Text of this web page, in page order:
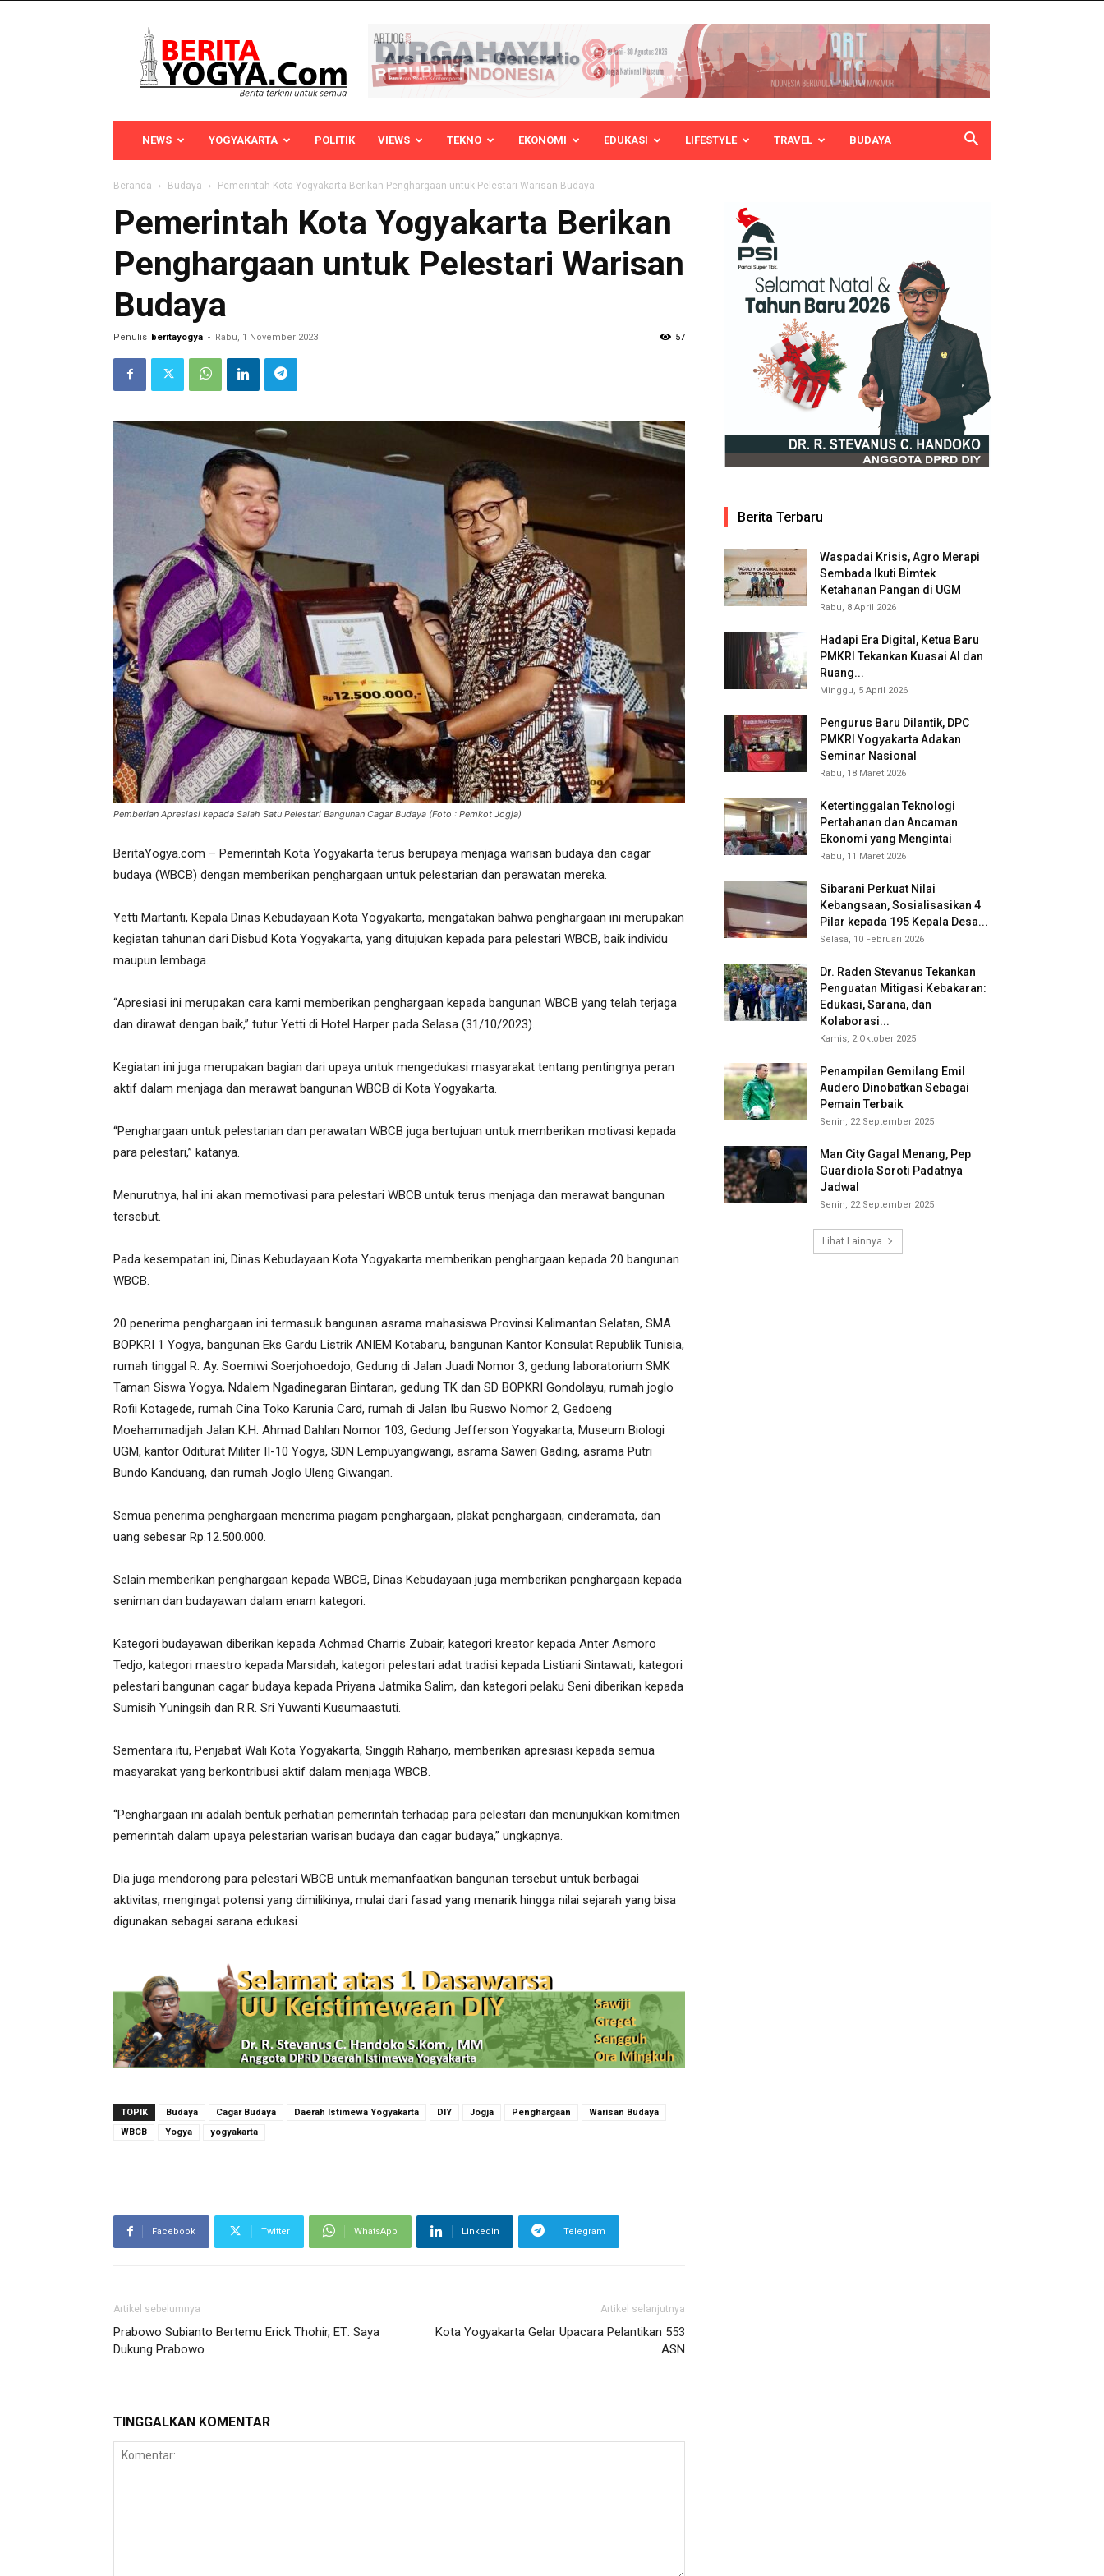
Yogya
NEWS YOGYAKARTA POLITIK VIEWS TEKNO EKONOMI EDUKASI LIFESTYLE TRAVEL BUDAYA
Beranda Budaya Pemerintah Kota Yogyakarta Berikan Penghargaan untuk Pelestari Warisan Budaya
Pemerintah Kota Yogyakarta Berikan
Penghargaan untuk Pelestari Warisan
Budaya
Penulis beritayogya - Rabu, 1 November 2023 57
Pemberian Apresiasi kepada Salah Satu Pelestari Bangunan Cagar Budaya (Foto : Pemkot Jogja)
BeritaYogya.com – Pemerintah Kota Yogyakarta terus berupaya menjaga warisan budaya dan cagar
budaya (WBCB) dengan memberikan penghargaan untuk pelestarian dan perawatan mereka.
Yetti Martanti, Kepala Dinas Kebudayaan Kota Yogyakarta, mengatakan bahwa penghargaan ini merupakan
kegiatan tahunan dari Disbud Kota Yogyakarta, yang ditujukan kepada para pelestari WBCB, baik individu
maupun lembaga.
“Apresiasi ini merupakan cara kami memberikan penghargaan kepada bangunan WBCB yang telah terjaga
dan dirawat dengan baik,” tutur Yetti di Hotel Harper pada Selasa (31/10/2023).
Kegiatan ini juga merupakan bagian dari upaya untuk mengedukasi masyarakat tentang pentingnya peran
aktif dalam menjaga dan merawat bangunan WBCB di Kota Yogyakarta.
“Penghargaan untuk pelestarian dan perawatan WBCB juga bertujuan untuk memberikan motivasi kepada
para pelestari,” katanya.
Menurutnya, hal ini akan memotivasi para pelestari WBCB untuk terus menjaga dan merawat bangunan
tersebut.
Pada kesempatan ini, Dinas Kebudayaan Kota Yogyakarta memberikan penghargaan kepada 20 bangunan
WBCB.
20 penerima penghargaan ini termasuk bangunan asrama mahasiswa Provinsi Kalimantan Selatan, SMA
BOPKRI 1 Yogya, bangunan Eks Gardu Listrik ANIEM Kotabaru, bangunan Kantor Konsulat Republik Tunisia,
rumah tinggal R. Ay. Soemiwi Soerjohoedojo, Gedung di Jalan Juadi Nomor 3, gedung laboratorium SMK
Taman Siswa Yogya, Ndalem Ngadinegaran Bintaran, gedung TK dan SD BOPKRI Gondolayu, rumah joglo
Rofii Kotagede, rumah Cina Toko Karunia Card, rumah di Jalan Ibu Ruswo Nomor 2, Gedoeng
Moehammadijah Jalan K.H. Ahmad Dahlan Nomor 103, Gedung Jefferson Yogyakarta, Museum Biologi
UGM, kantor Oditurat Militer II-10 Yogya, SDN Lempuyangwangi, asrama Saweri Gading, asrama Putri
Bundo Kanduang, dan rumah Joglo Uleng Giwangan.
Semua penerima penghargaan menerima piagam penghargaan, plakat penghargaan, cinderamata, dan
uang sebesar Rp.12.500.000.
Selain memberikan penghargaan kepada WBCB, Dinas Kebudayaan juga memberikan penghargaan kepada
seniman dan budayawan dalam enam kategori.
Kategori budayawan diberikan kepada Achmad Charris Zubair, kategori kreator kepada Anter Asmoro
Tedjo, kategori maestro kepada Marsidah, kategori pelestari adat tradisi kepada Listiani Sintawati, kategori
pelestari bangunan cagar budaya kepada Priyana Jatmika Salim, dan kategori pelaku Seni diberikan kepada
Sumisih Yuningsih dan R.R. Sri Yuwanti Kusumaastuti.
Sementara itu, Penjabat Wali Kota Yogyakarta, Singgih Raharjo, memberikan apresiasi kepada semua
masyarakat yang berkontribusi aktif dalam menjaga WBCB.
“Penghargaan ini adalah bentuk perhatian pemerintah terhadap para pelestari dan menunjukkan komitmen
pemerintah dalam upaya pelestarian warisan budaya dan cagar budaya,” ungkapnya.
Dia juga mendorong para pelestari WBCB untuk memanfaatkan bangunan tersebut untuk berbagai
aktivitas, mengingat potensi yang dimilikinya, mulai dari fasad yang menarik hingga nilai sejarah yang bisa
digunakan sebagai sarana edukasi.
TOPIK Budaya Cagar Budaya Daerah Istimewa Yogyakarta DIY Jogja Penghargaan
Warisan Budaya
WBCB
Yogya yogyakarta
Facebook Twitter WhatsApp Linkedin Telegram
Artikel sebelumnya
Prabowo Subianto Bertemu Erick Thohir, ET: Saya
Dukung Prabowo
Artikel selanjutnya
Kota Yogyakarta Gelar Upacara Pelantikan 553
ASN
TINGGALKAN KOMENTAR
Berita Terbaru
Waspadai Krisis, Agro Merapi
Sembada Ikuti Bimtek
Ketahanan Pangan di UGM
Rabu, 8 April 2026
Hadapi Era Digital, Ketua Baru
PMKRI Tekankan Kuasai AI dan
Ruang...
Minggu, 5 April 2026
Pengurus Baru Dilantik, DPC
PMKRI Yogyakarta Adakan
Seminar Nasional
Rabu, 18 Maret 2026
Ketertinggalan Teknologi
Pertahanan dan Ancaman
Ekonomi yang Mengintai
Rabu, 11 Maret 2026
Sibarani Perkuat Nilai
Kebangsaan, Sosialisasikan 4
Pilar kepada 195 Kepala Desa...
Selasa, 10 Februari 2026
Dr. Raden Stevanus Tekankan
Penguatan Mitigasi Kebakaran:
Edukasi, Sarana, dan
Kolaborasi...
Kamis, 2 Oktober 2025
Penampilan Gemilang Emil
Audero Dinobatkan Sebagai
Pemain Terbaik
Senin, 22 September 2025
Man City Gagal Menang, Pep
Guardiola Soroti Padatnya
Jadwal
Senin, 22 September 2025
Lihat Lainnya